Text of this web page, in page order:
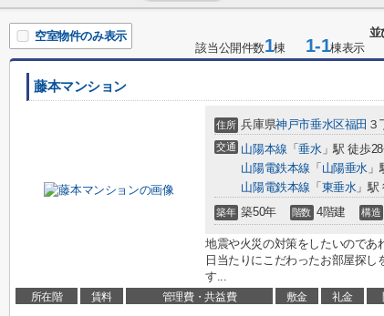
並
空室物件のみ表示
該当公開件数1棟 1-1棟表示
藤本マンション
住所 兵庫県神戸市垂水区福田 ３
交通 山陽本線 「垂水」駅 徒歩
山陽電鉄本線 「 山陽垂水
山陽電鉄本線 「 東垂水」駅
築年 築50年 階数 4階建 構造
地震や火災の対策をしたいのであ
日当たりにこだわったお部屋探
す...
所在階 賃料 管理費・共益費 敷金 礼金